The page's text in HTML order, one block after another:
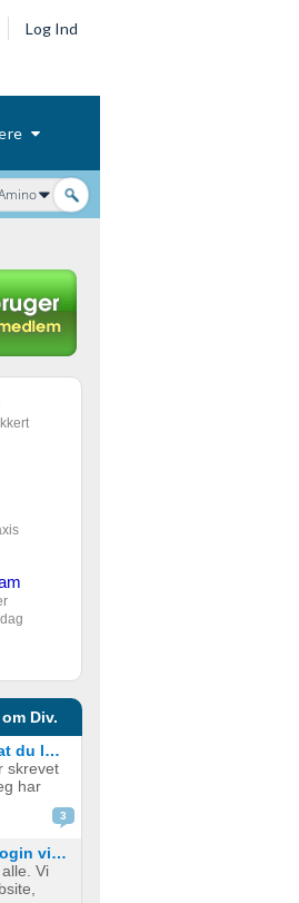
Log Ind
Div.
PSD2 forbyder, at du lægger kortgebyret ud til dine kunder fra 1. januar 2018
skrevet
har
online
som
3
Brugere elsker login via sociale medier
Vi